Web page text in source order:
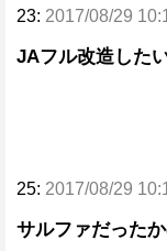
23: 2017/08/29
JAフル改造した
25: 2017/08/29
サルファだった